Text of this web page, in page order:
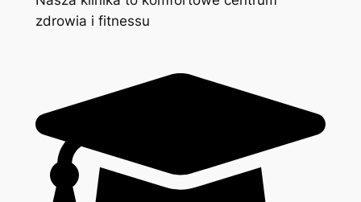
zdrowia i fitnessu